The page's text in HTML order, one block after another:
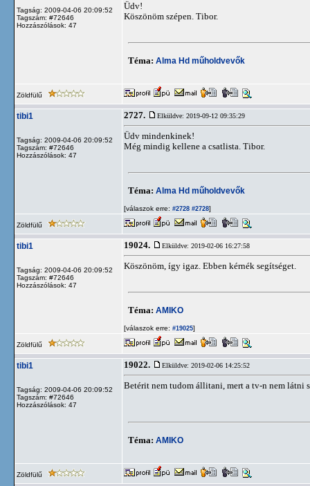
Tagság: 2009-04-06 20:09:52
Tagszám: #72646
Hozzászólások: 47
Üdv!
Köszönöm szépen. Tibor.
Téma: Alma Hd műholdvevők
Zöldfülű
tibi1
Tagság: 2009-04-06 20:09:52
Tagszám: #72646
Hozzászólások: 47
2727. Elküldve: 2019-09-12 09:35:29
Üdv mindenkinek!
Még mindig kellene a csatlista. Tibor.
Téma: Alma Hd műholdvevők
[válaszok erre: #2728 #2728]
Zöldfülű
tibi1
Tagság: 2009-04-06 20:09:52
Tagszám: #72646
Hozzászólások: 47
19024. Elküldve: 2019-02-06 16:27:58
Köszönöm, így igaz. Ebben kérnék segítséget.
Téma: AMIKO
[válaszok erre: #19025]
Zöldfülű
tibi1
Tagság: 2009-04-06 20:09:52
Tagszám: #72646
Hozzászólások: 47
19022. Elküldve: 2019-02-06 14:25:52
Betérit nem tudom állitani, mert a tv-n nem látni
Téma: AMIKO
Zöldfülű